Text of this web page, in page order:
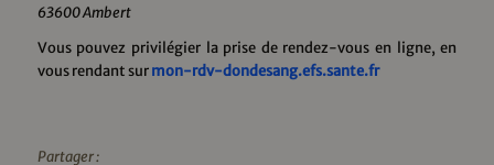
63600 Ambert
Vous pouvez privilégier la prise de rendez-vous en ligne, en
vous rendant surmon-rdv-dondesang.efs.sante.fr
Partager :